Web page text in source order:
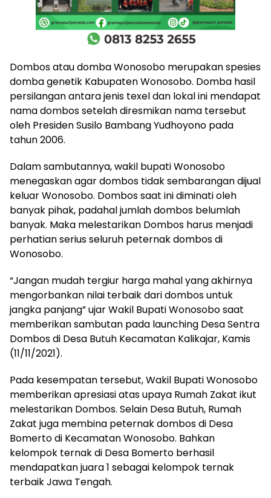
Dombos atau domba Wonosobo merupakan spesies
domba genetik Kabupaten Wonosobo. Domba hasil
persilangan antara jenis texel dan lokal ini mendapat
nama dombos setelah diresmikan nama tersebut
oleh Presiden Susilo Bambang Yudhoyono pada
tahun 2006.
Dalam sambutannya, wakil bupati Wonosobo
menegaskan agar dombos tidak sembarangan dijual
keluar Wonosobo. Dombos saat ini diminati oleh
banyak pihak, padahal jumlah dombos belumlah
banyak. Maka melestarikan Dombos harus menjadi
perhatian serius seluruh peternak dombos di
Wonosobo.
“Jangan mudah tergiur harga mahal yang akhirnya
mengorbankan nilai terbaik dari dombos untuk
jangka panjang” ujar Wakil Bupati Wonosobo saat
memberikan sambutan pada launching Desa Sentra
Dombos di Desa Butuh Kecamatan Kalikajar, Kamis
(11/11/2021).
Pada kesempatan tersebut, Wakil Bupati Wonosobo
memberikan apresiasi atas upaya Rumah Zakat ikut
melestarikan Dombos. Selain Desa Butuh, Rumah
Zakat juga membina peternak dombos di Desa
Bomerto di Kecamatan Wonosobo. Bahkan
kelompok ternak di Desa Bomerto berhasil
mendapatkan juara 1 sebagai kelompok ternak
terbaik Jawa Tengah.